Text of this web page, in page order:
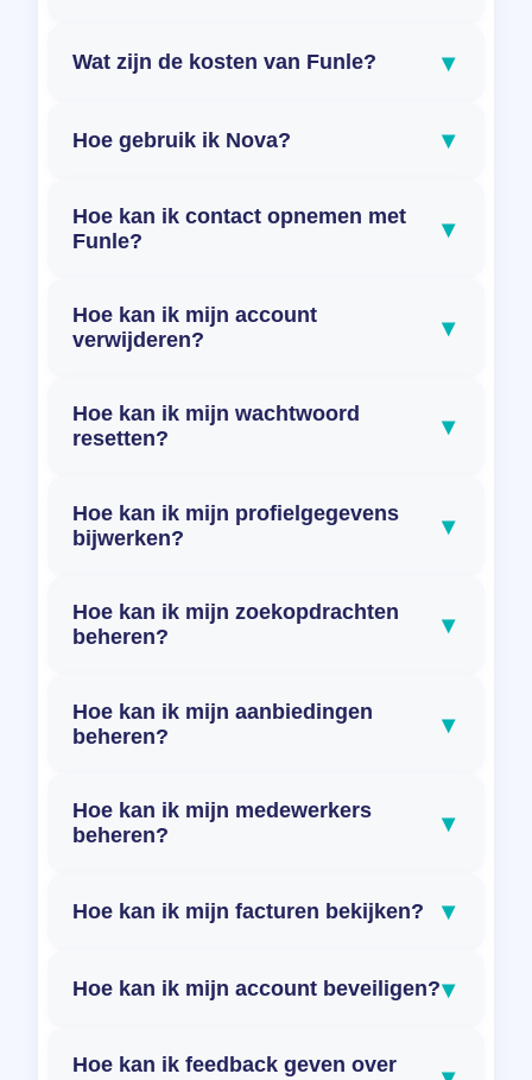
Wat zijn de kosten van Funle? ▾
Hoe gebruik ik Nova? ▾
Hoe kan ik contact opnemen met
Funle?
▾
Hoe kan ik mijn account
verwijderen?
▾
Hoe kan ik mijn wachtwoord
resetten?
▾
Hoe kan ik mijn profielgegevens
bijwerken?
▾
Hoe kan ik mijn zoekopdrachten
beheren?
▾
Hoe kan ik mijn aanbiedingen
beheren?
▾
Hoe kan ik mijn medewerkers
beheren?
▾
Hoe kan ik mijn facturen bekijken? ▾
Hoe kan ik mijn account beveiligen?▾
Hoe kan ik feedback geven over